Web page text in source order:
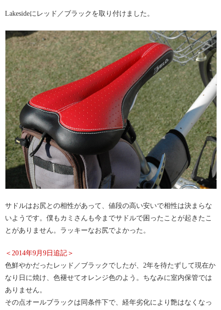
Lakesideにレッド／ブラックを取り付けました。
サドルはお尻との相性があって、値段の高い安いで相性は決まらな
いようです。僕もカミさんも今までサドルで困ったことが起きたこ
とがありません。ラッキーなお尻でよかった。
＜2014年9月9日追記＞
色鮮やかだったレッド／ブラックでしたが、2年を待たずして現在か
なり日に焼け、色褪せてオレンジ色のよう。ちなみに室内保管では
ありません。
その点オールブラックは同条件下で、経年劣化により艶はなくなっ